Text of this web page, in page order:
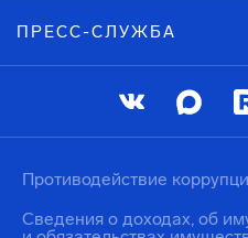
ПРЕСС-СЛУЖБА
Противодействие
Сведения о доходах, об